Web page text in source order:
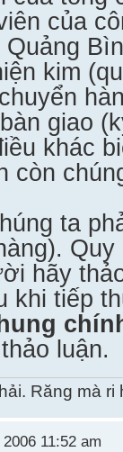
của
kim
giao
khác
còn
ta
hãy
khi tiếp
luận.
Răng mà ri
11:52 am